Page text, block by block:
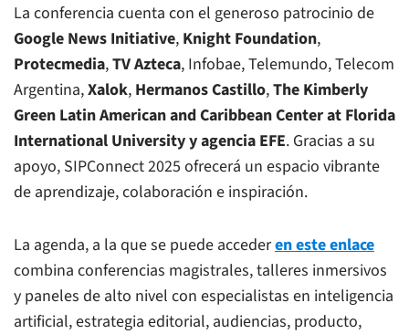
La conferencia cuenta con el generoso patrocinio de
Google News Initiative, Knight Foundation,
Protecmedia,TV Azteca, Infobae, Telemundo, Telecom
Argentina,Xalok, Hermanos Castillo,The Kimberly
Green Latin American and Caribbean Center at Florida
International University yagencia EFE. Gracias a su
apoyo, SIPConnect 2025 ofrecerá un espacio vibrante
de aprendizaje, colaboración e inspiración.
La agenda, a la que se puede accederen este enlace
combina conferencias magistrales, talleres inmersivos
y paneles de alto nivel con especialistas en inteligencia
artificial, estrategia editorial, audiencias, producto,